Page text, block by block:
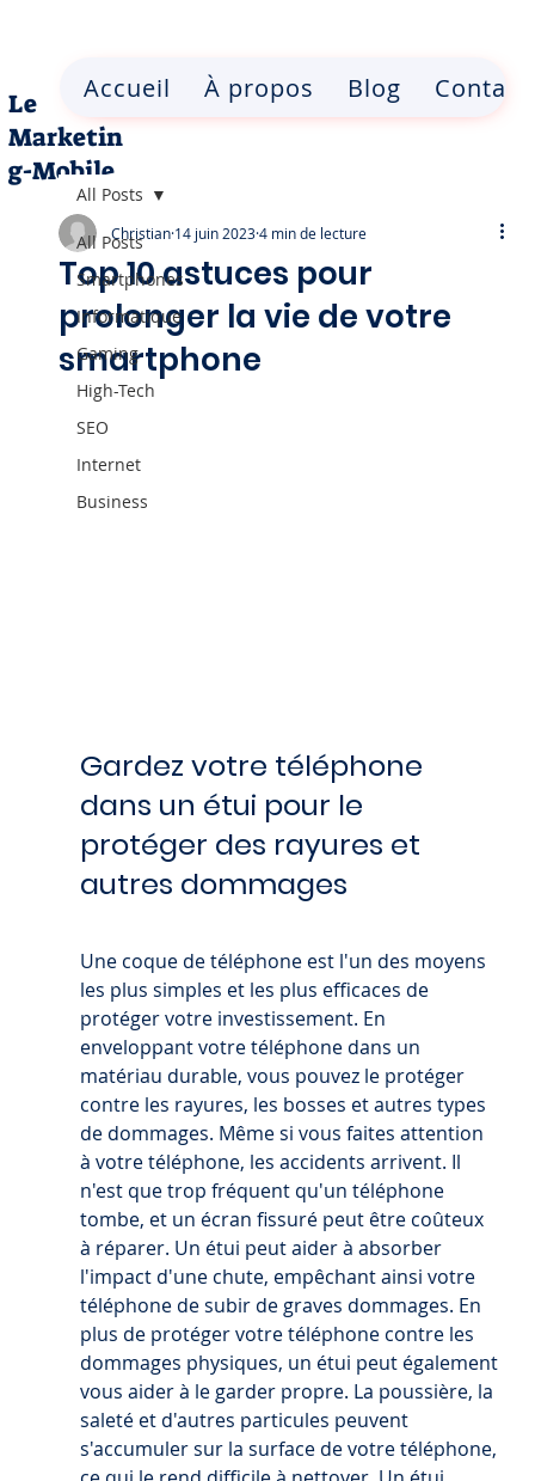
Le
Marketin
g-Mobile
Accueil À propos Blog Contact
All Posts
Smartphones
Informatique
Gaming
High-Tech
SEO
Internet
Business
All Posts
Top 10 astuces pour
prolonger la vie de votre
smartphone
Christian14 juin 20234 min de lecture
Gardez votre téléphone
dans un étui pour le
protéger des rayures et
autres dommages
Une coque de téléphone est l'un des moyens
les plus simples et les plus efficaces de
protéger votre investissement. En
enveloppant votre téléphone dans un
matériau durable, vous pouvez le protéger
contre les rayures, les bosses et autres types
de dommages. Même si vous faites attention
à votre téléphone, les accidents arrivent. Il
n'est que trop fréquent qu'un téléphone
tombe, et un écran fissuré peut être coûteux
à réparer. Un étui peut aider à absorber
l'impact d'une chute, empêchant ainsi votre
téléphone de subir de graves dommages. En
plus de protéger votre téléphone contre les
dommages physiques, un étui peut également
vous aider à le garder propre. La poussière, la
saleté et d'autres particules peuvent
s'accumuler sur la surface de votre téléphone,